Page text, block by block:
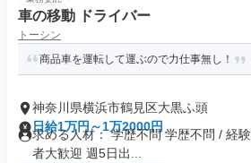
車の移動 ドライバー
トーシン
商品車を運転して運ぶので力仕事無し！
神奈川県横浜市鶴見区大黒ふ頭
日給1万円～1万2000円
求める人材： 学歴不問 学歴不問 / 経
者大歓迎 週5日出...